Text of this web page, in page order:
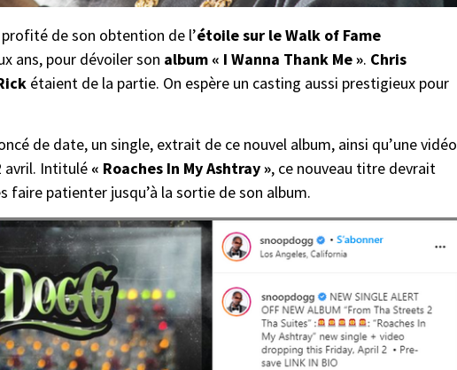
de son obtention de l’étoile sur le Walk of Fame
ans, pour dévoiler son album « I Wanna Thank Me ». Chris
étaient de la partie. On espère un casting aussi prestigieux pour
de date, un single, extrait de ce nouvel album, ainsi qu’une vidéo
avril. Intitulé « Roaches In My Ashtray », ce nouveau titre devrait
faire patienter jusqu’à la sortie de son album.